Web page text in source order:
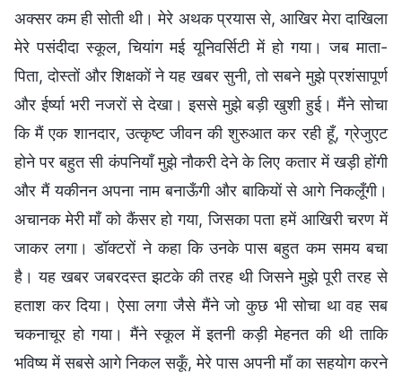
अक्सर कम ही सोती थी। मेरे अथक प्रयास से, आखिर मेरा दाखिला
मेरे पसंदीदा स्कूल, चियांग मई यूनिवर्सिटी में हो गया। जब माता-
पिता, दोस्तों और शिक्षकों ने यह खबर सुनी, तो सबने मुझे प्रशंसापूर्ण
और ईर्ष्या भरी नजरों से देखा। इससे मुझे बड़ी खुशी हुई। मैंने सोचा
कि मैं एक शानदार, उत्कृष्ट जीवन की शुरुआत कर रही हूँ, ग्रेजुएट
होने पर बहुत सी कंपनियाँ मुझे नौकरी देने के लिए कतार में खड़ी होंगी
और मैं यकीनन अपना नाम बनाऊँगी और बाकियों से आगे निकलूँगी।
अचानक मेरी माँ को कैंसर हो गया, जिसका पता हमें आखिरी चरण में
जाकर लगा। डॉक्टरों ने कहा कि उनके पास बहुत कम समय बचा
है। यह खबर जबरदस्त झटके की तरह थी जिसने मुझे पूरी तरह से
हताश कर दिया। ऐसा लगा जैसे मैंने जो कुछ भी सोचा था वह सब
चकनाचूर हो गया। मैंने स्कूल में इतनी कड़ी मेहनत की थी ताकि
भविष्य में सबसे आगे निकल सकूँ, मेरे पास अपनी माँ का सहयोग करने